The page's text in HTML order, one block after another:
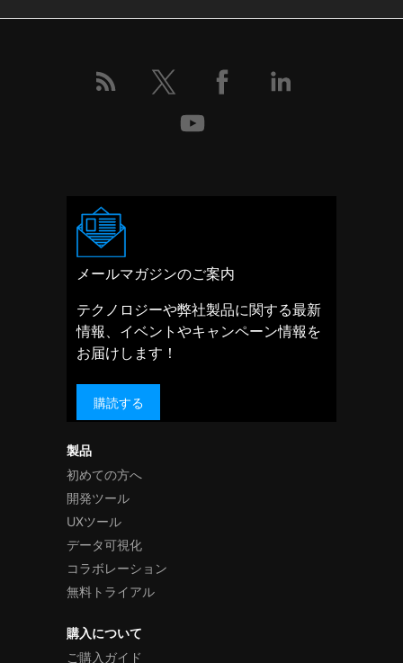
製品
初めての方へ
開発ツール
UXツール
データ可視化
コラボレーション
無料トライアル
購入について
ご購入ガイド
メールマガジンのご案内
テクノロジーや弊社製品に関する最新
情報、イベントやキャンペーン情報を
お届けします！
購読する